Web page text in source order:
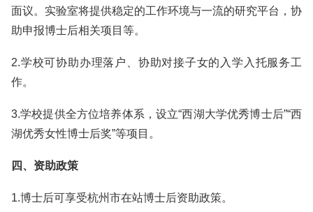
面议。实验室将提供稳定的工作环境与一流的研究平台，协
助申报博士后相关项目等。
2.学校可协助办理落户、协助对接子女的入学入托服务工
作。
3.学校提供全方位培养体系，设立“西湖大学优秀博士后”“西
湖优秀女性博士后奖”等项目。
四、资助政策
1.博士后可享受杭州市在站博士后资助政策。